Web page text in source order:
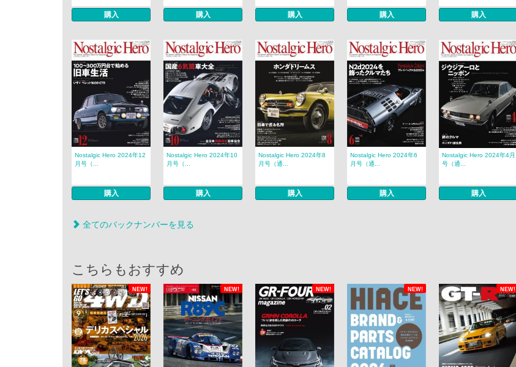
購入 購入 購入 購入 購入
Nostalgic Hero 2024年12
月号（...
購入
Nostalgic Hero 2024年10
月号（...
購入
Nostalgic Hero 2024年8
月号（通...
購入
Nostalgic Hero 2024年6
月号（通...
購入
Nostalgic Hero 2024年4月
号（通...
購入
全てのバックナンバーを見る
こちらもおすすめ
NEW! NEW! NEW! NEW! NEW!